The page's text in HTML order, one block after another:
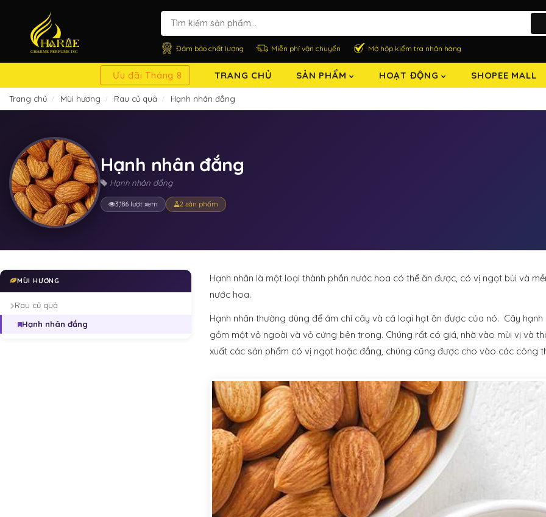
Đảm bảo chất lượng Miễn phí vận chuyển Mở hộp kiểm tra nhận hàng
Ưu đãi Tháng 8 TRANG CHỦ SẢN PHẨM HOẠT ĐỘNG SHOPEE MALL
Trang chủ Mùi hương Rau củ quả Hạnh nhân đắng
Hạnh nhân đắng
Hạnh nhân đắng
3,186 lượt xem 2 sản phẩm
MÙI HƯƠNG
Rau củ quả
Hạnh nhân đắng
Hạnh nhân là một loại thành phần nước hoa có thể ăn được, có vị ngọt bùi và
nước hoa.
Hạnh nhân thường dùng để ám chỉ cây và cả loại hạt ăn được của nó. Cây
gồm một vỏ ngoài và vỏ cứng bên trong. Chúng rất có giá, nhờ vào mùi vị và
xuất các sản phẩm có vị ngọt hoặc đắng, chúng cũng được cho vào các công